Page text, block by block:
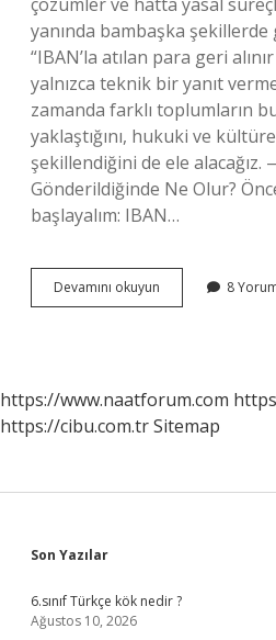
yanında bambaşka şekillerde
“IBAN’la atılan para geri
yalnızca teknik bir yanıt
zamanda farklı toplumların
yaklaştığını, hukuki ve
şekillendiğini de ele alacağız.
Gönderildiğinde Ne Olur?
başlayalım: IBAN…
Devamını okuyun
atılan
?
8
https://www.naatforum.com
https://cibu.com.trSitemap
Sidebar
Son Yazılar
6.sınıf Türkçe kök nedir ?
Ağustos 10, 2026